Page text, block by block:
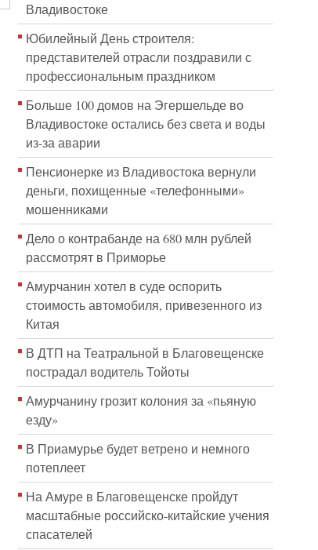
Владивостоке
Юбилейный День строителя:
представителей отрасли поздравили с
профессиональным праздником
Больше 100 домов на Эгершельде во
Владивостоке остались без света и воды
из-за аварии
Пенсионерке из Владивостока вернули
деньги, похищенные «телефонными»
мошенниками
Дело о контрабанде на 680 млн рублей
рассмотрят в Приморье
Амурчанин хотел в суде оспорить
стоимость автомобиля, привезенного из
Китая
В ДТП на Театральной в Благовещенске
пострадал водитель Тойоты
Амурчанину грозит колония за «пьяную
езду»
В Приамурье будет ветрено и немного
потеплеет
На Амуре в Благовещенске пройдут
масштабные российско-китайские учения
спасателей